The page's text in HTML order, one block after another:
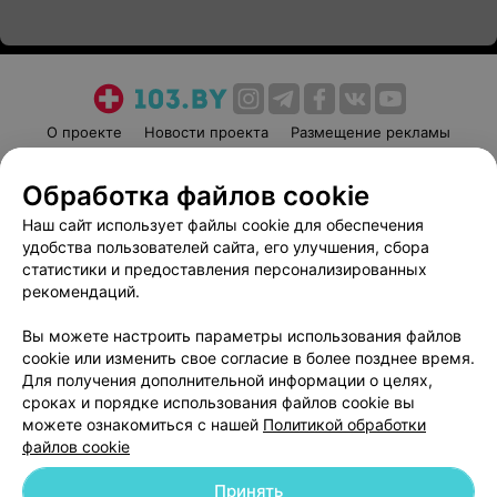
О проекте Новости проекта
Размещение рекламы
Пользовательское соглашение
Способы оплаты
Вакансии
Партнеры
Написать руководителю 103.by
Обработка персональных данных
Обработка файлов cookie
Наш сайт использует файлы cookie для обеспечения
удобства пользователей сайта, его улучшения, сбора
статистики и предоставления персонализированных
рекомендаций.
Вы можете настроить параметры использования файлов
cookie или изменить свое согласие в более позднее время.
Для получения дополнительной информации о целях,
сроках и порядке использования файлов cookie вы
можете ознакомиться с нашей Политикой обработки
файлов cookie
Принять